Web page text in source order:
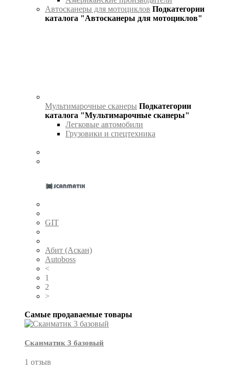
Автосканеры для мотоциклов Подкатегории
каталога "Автосканеры для мотоциклов"
Мультимарочные сканеры Подкатегории
каталога "Мультимарочные сканеры"
Легковые автомобили
Грузовики и спецтехника
GIT
Абит (Аскан)
Autoboss
<
1
2
>
Самые продаваемые товары
Сканматик 3 базовый
1 отзыв